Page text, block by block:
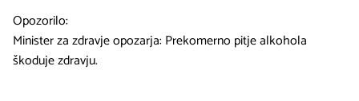
Opozorilo:
Minister za zdravje opozarja: Prekomerno pitje alkohola
škoduje zdravju.